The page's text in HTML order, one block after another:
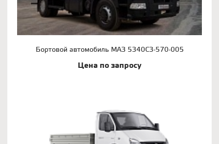
Бортовой автомобиль МАЗ 5340С3-570-005
Цена по запросу